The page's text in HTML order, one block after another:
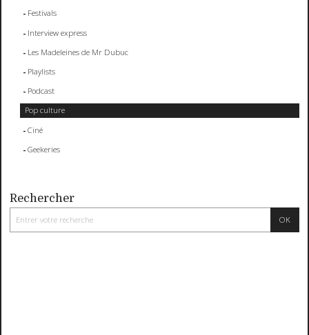
Festivals
Interview express
Les Madeleines de Mr Dubuc
Playlists
Podcast
Pop culture
Ciné
Geekeries
Rechercher